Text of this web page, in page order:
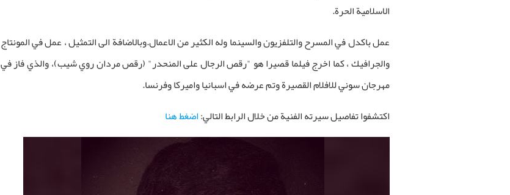
الاسلامية الحرة.
عمل باكدل في المسرح والتلفزيون والسينما وله الكثير من الاعمال.وبالاضافة الى التمثيل ، عمل في المونتاج
والجرافيك ، كما اخرج فيلما قصيرا هو "رقص الرجال على المنحدر" (رقص مردان روي شيب)، والذي فاز في
مهرجان سوني للافلام القصيرة وتم عرضه في اسبانيا واميركا وفرنسا.
اكتشفوا تفاصيل سيرته الفنية من خلال الرابط التالي:اضغط هنا